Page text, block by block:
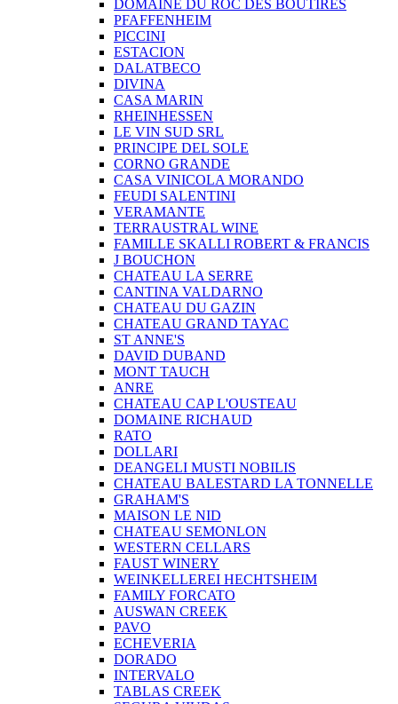
DOMAINE DU ROC DES BOUTIRES
PFAFFENHEIM
PICCINI
ESTACION
DALATBECO
DIVINA
CASA MARIN
RHEINHESSEN
LE VIN SUD SRL
PRINCIPE DEL SOLE
CORNO GRANDE
CASA VINICOLA MORANDO
FEUDI SALENTINI
VERAMANTE
TERRAUSTRAL WINE
FAMILLE SKALLI ROBERT & FRANCIS
J BOUCHON
CHATEAU LA SERRE
CANTINA VALDARNO
CHATEAU DU GAZIN
CHATEAU GRAND TAYAC
ST ANNE'S
DAVID DUBAND
MONT TAUCH
ANRE
CHATEAU CAP L'OUSTEAU
DOMAINE RICHAUD
RATO
DOLLARI
DEANGELI MUSTI NOBILIS
CHATEAU BALESTARD LA TONNELLE
GRAHAM'S
MAISON LE NID
CHATEAU SEMONLON
WESTERN CELLARS
FAUST WINERY
WEINKELLEREI HECHTSHEIM
FAMILY FORCATO
AUSWAN CREEK
PAVO
ECHEVERIA
DORADO
INTERVALO
TABLAS CREEK